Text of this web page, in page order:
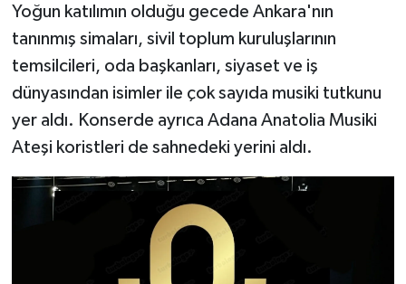
Yoğun katılımın olduğu gecede Ankara'nın
tanınmış simaları, sivil toplum kuruluşlarının
temsilcileri, oda başkanları, siyaset ve iş
dünyasından isimler ile çok sayıda musiki tutkunu
yer aldı. Konserde ayrıca Adana Anatolia Musiki
Ateşi koristleri de sahnedeki yerini aldı.